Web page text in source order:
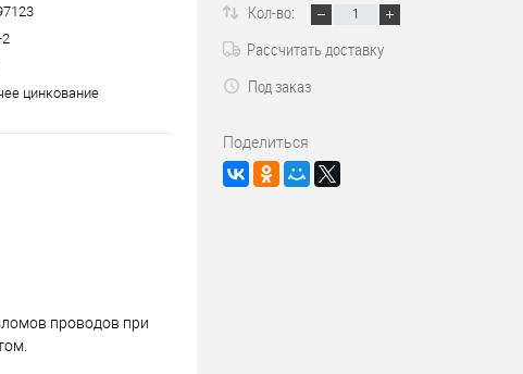
цинкование
проводов при
Кол-во:
Рассчитать доставку
Под заказ
Поделиться